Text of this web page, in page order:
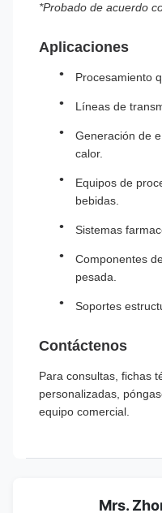
*Probado de acuerdo
Aplicaciones
Procesamiento
Líneas de
Generación de
calor.
Equipos de
bebidas.
Sistemas
Componentes
pesada.
Soportes
Contáctenos
Para consultas, fichas
personalizadas,
equipo comercial.
Mrs.